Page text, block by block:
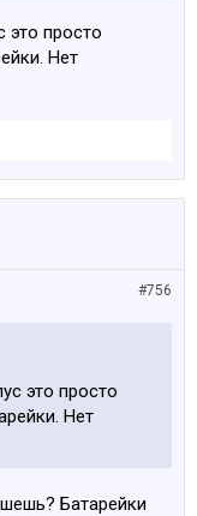
это просто
Нет
#756
это просто
Нет
Батарейки